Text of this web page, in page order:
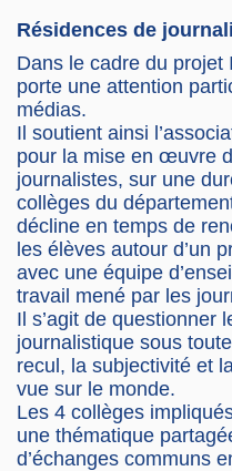
Résidences de
Dans le cadre du
porte une attention
médias.
Il soutient ainsi
pour la mise en œuvre
journalistes, sur une
collèges du
décline en temps de
les élèves autour d’un
avec une équipe
travail mené par les
Il s’agit de questionner
journalistique sous
recul, la subjectivité et
vue sur le monde.
Les 4 collèges
une thématique
d’échanges communs